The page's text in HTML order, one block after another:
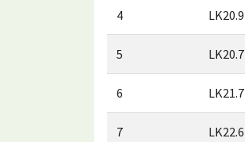
4 LK20.9
5 LK20.7
6 LK21.7
7 LK22.6